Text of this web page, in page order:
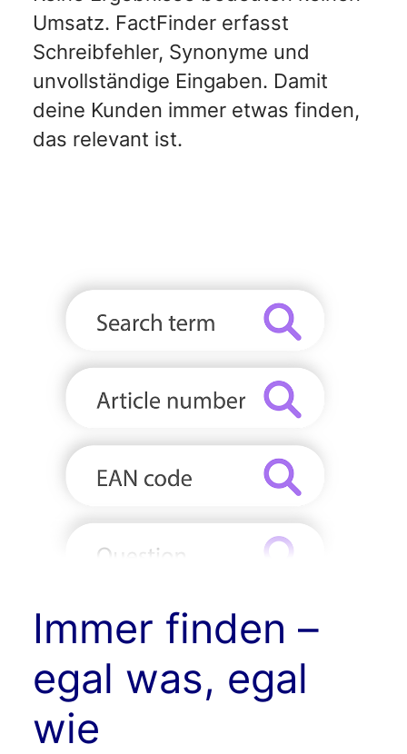
Umsatz. FactFinder erfasst
Schreibfehler, Synonyme und
unvollständige Eingaben. Damit
deine Kunden immer etwas finden,
das relevant ist.
Immer finden –
egal was, egal
wie